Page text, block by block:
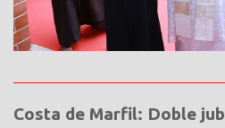
Costa de Marfil: Doble